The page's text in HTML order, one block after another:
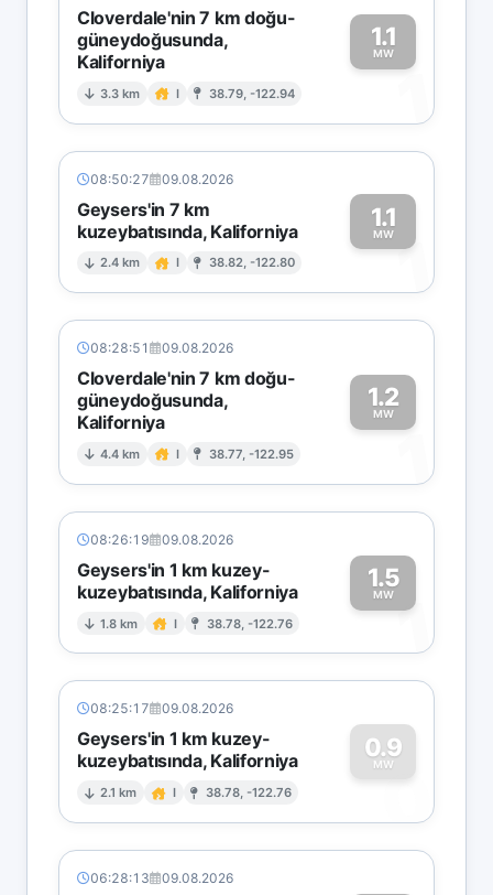
Cloverdale'nin 7 km doğu-
güneydoğusunda,
Kaliforniya
3.3 km I 38.79, -122.94
1.1
MW
1
08:50:27 09.08.2026
Geysers'in 7 km
kuzeybatısında, Kaliforniya
2.4 km I 38.82, -122.80
1.1
MW1
08:28:51 09.08.2026
Cloverdale'nin 7 km doğu-
güneydoğusunda,
Kaliforniya
4.4 km I 38.77, -122.95
1.2
MW
1
08:26:19 09.08.2026
Geysers'in 1 km kuzey-
kuzeybatısında, Kaliforniya
1.8 km I 38.78, -122.76
1.5
MW1
08:25:17 09.08.2026
Geysers'in 1 km kuzey-
kuzeybatısında, Kaliforniya
2.1 km I 38.78, -122.76
0.9
MW
0
06:28:13 09.08.2026